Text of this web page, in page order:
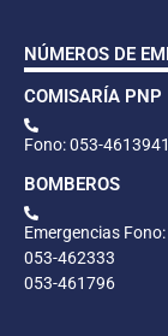
NÚMEROS DE
COMISARÍA PNP
Fono: 053-4613941
BOMBEROS
Emergencias
053-462333
053-461796